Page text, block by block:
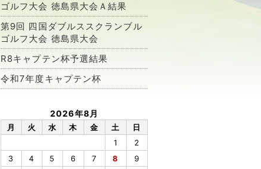
ゴルフ大会 徳島県大会Ａ結果
第9回 四国ダブルススクランブル
ゴルフ大会 徳島県大会
R8キャプテン杯予選結果
令和7年度キャプテン杯
2026年8月
月 火 水 木 金 土
日
1
2
3
4 5 6 7 8
9